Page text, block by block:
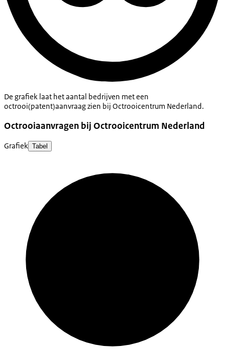
De grafiek laat het aantal bedrijven met een
octrooi(patent)aanvraag zien bij Octrooicentrum Nederland.
Octrooiaanvragen bij Octrooicentrum Nederland
Grafiek Tabel